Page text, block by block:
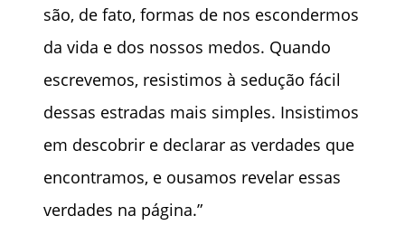
são, de fato, formas de nos escondermos
da vida e dos nossos medos. Quando
escrevemos, resistimos à sedução fácil
dessas estradas mais simples. Insistimos
em descobrir e declarar as verdades que
encontramos, e ousamos revelar essas
verdades na página.”